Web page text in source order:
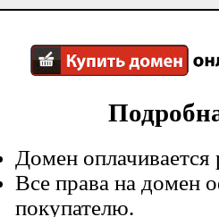
Домен оплачивается
Все права на домен
покупателю.